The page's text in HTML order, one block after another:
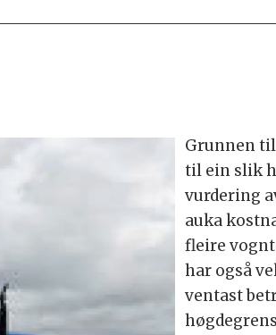
Grunnen
til ein slik
vurdering
auka
fleire
har også
ventast